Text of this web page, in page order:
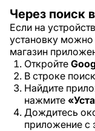
Через поиск
Если на
установку
магазин
Откройте
В строке
Найдите
нажмите
Дождитесь
приложение с